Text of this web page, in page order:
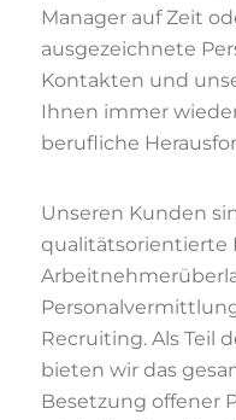
Manager auf Zeit
ausgezeichnete
Kontakten und
Ihnen immer
berufliche
Unseren Kunden
qualitätsorientierte
Recruiting. Als Teil
bieten wir das
Besetzung offener